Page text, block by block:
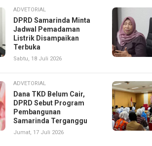
ADVETORIAL
DPRD Samarinda Minta
Jadwal Pemadaman
Listrik Disampaikan
Terbuka
Sabtu, 18 Juli 2026
ADVETORIAL
Dana TKD Belum Cair,
DPRD Sebut Program
Pembangunan
Samarinda Terganggu
Jumat, 17 Juli 2026